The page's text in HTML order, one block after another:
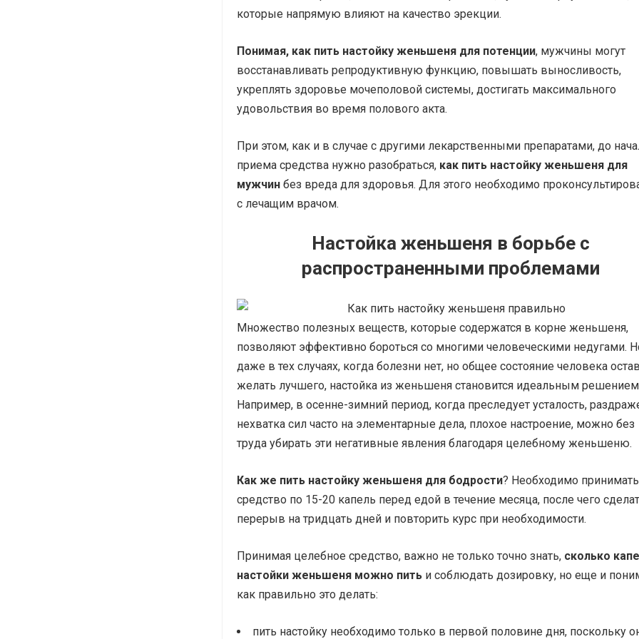
которые напрямую влияют на качество эрекции.
Понимая, как пить настойку женьшеня для потенции, мужчины могут
восстанавливать репродуктивную функцию, повышать выносливость,
укреплять здоровье мочеполовой системы, достигать максимального
удовольствия во время полового акта.
При этом, как и в случае с другими лекарственными препаратами, до
приема средства нужно разобраться, как пить настойку женьшеня для
мужчин без вреда для здоровья. Для этого необходимо
с лечащим врачом.
Настойка женьшеня в борьбе с
распространенными проблемами
Множество полезных веществ, которые содержатся в корне женьшеня,
позволяют эффективно бороться со многими человеческими недугами.
даже в тех случаях, когда болезни нет, но общее состояние человека
желать лучшего, настойка из женьшеня становится идеальным
Например, в осенне-зимний период, когда преследует усталость,
нехватка сил часто на элементарные дела, плохое настроение, можно без
труда убирать эти негативные явления благодаря целебному женьшеню.
Как же пить настойку женьшеня для бодрости? Необходимо принимать
средство по 15-20 капель перед едой в течение месяца, после чего
перерыв на тридцать дней и повторить курс при необходимости.
Принимая целебное средство, важно не только точно знать, сколько
настойки женьшеня можно пить и соблюдать дозировку, но еще и
как правильно это делать:
пить настойку необходимо только в первой половине дня, поскольку